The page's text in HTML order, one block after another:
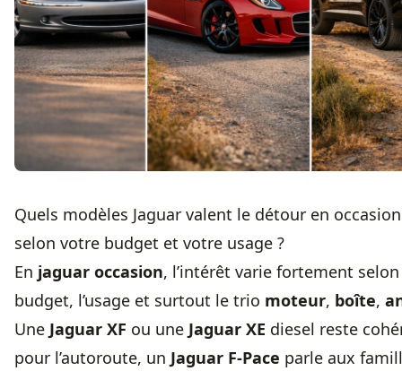
Quels modèles Jaguar valent le détour en occasion
selon votre budget et votre usage ?
En jaguar occasion, l’intérêt varie fortement
budget, l’usage et surtout le trio moteur, boîte,
Une Jaguar XF ou une Jaguar XE diesel reste
pour l’autoroute, un Jaguar F-Pace parle aux